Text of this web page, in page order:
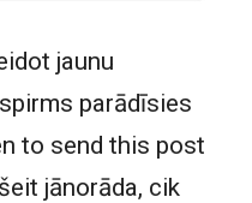
jaunu
parādīsies
to send this post
jānorāda, cik